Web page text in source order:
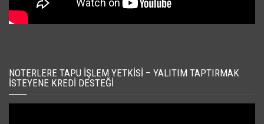
NOTERLERE TAPU İŞLEM YETKISI – YALITIM TAPTIRMAK
İSTEYENE KREDI DESTEĞI